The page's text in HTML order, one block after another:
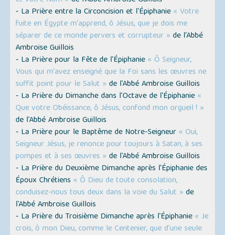
- La Prière entre la Circoncision et l'Épiphanie « Votre
fuite en Égypte m'apprend, ô Jésus, que je dois me
séparer de ce monde pervers et corrupteur » de l'Abbé
Ambroise Guillois
- La Prière pour la Fête de l'Épiphanie « Ô Seigneur,
Vous qui m'avez enseigné que la Foi sans les œuvres ne
suffit point pour le Salut » de l'Abbé Ambroise Guillois
- La Prière du Dimanche dans l'Octave de l'Épiphanie «
Que votre Obéissance, ô Jésus, confond mon orgueil ! »
de l'Abbé Ambroise Guillois
- La Prière pour le Baptême de Notre-Seigneur « Oui,
Seigneur Jésus, je renonce pour toujours à Satan, à ses
pompes et à ses œuvres » de l'Abbé Ambroise Guillois
- La Prière du Deuxième Dimanche après l’Épiphanie des
Époux Chrétiens « Ô Dieu de toute consolation,
conduisez-nous tous deux dans la voie du Salut » de
l'Abbé Ambroise Guillois
- La Prière du Troisième Dimanche après l'Épiphanie « Je
crois, ô mon Dieu, comme le Centenier, que d'une seule